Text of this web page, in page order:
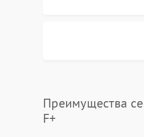
Преимущества
F+